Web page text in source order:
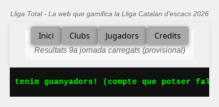
Lliga Total - La web que gamifica la Lliga Catalan d'escacs 2026
Inici Clubs Jugadors Credits
Resultats 9a jornada carregats (provisional)
tenim guanyadors! (compte que potser